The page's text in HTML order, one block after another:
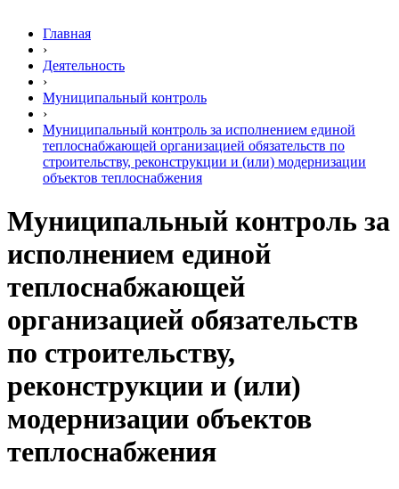
Главная
›
Деятельность
›
Муниципальный контроль
›
Муниципальный контроль за исполнением единой
теплоснабжающей организацией обязательств по
строительству, реконструкции и (или) модернизации
объектов теплоснабжения
Муниципальный контроль за
исполнением единой
теплоснабжающей
организацией обязательств
по строительству,
реконструкции и (или)
модернизации объектов
теплоснабжения